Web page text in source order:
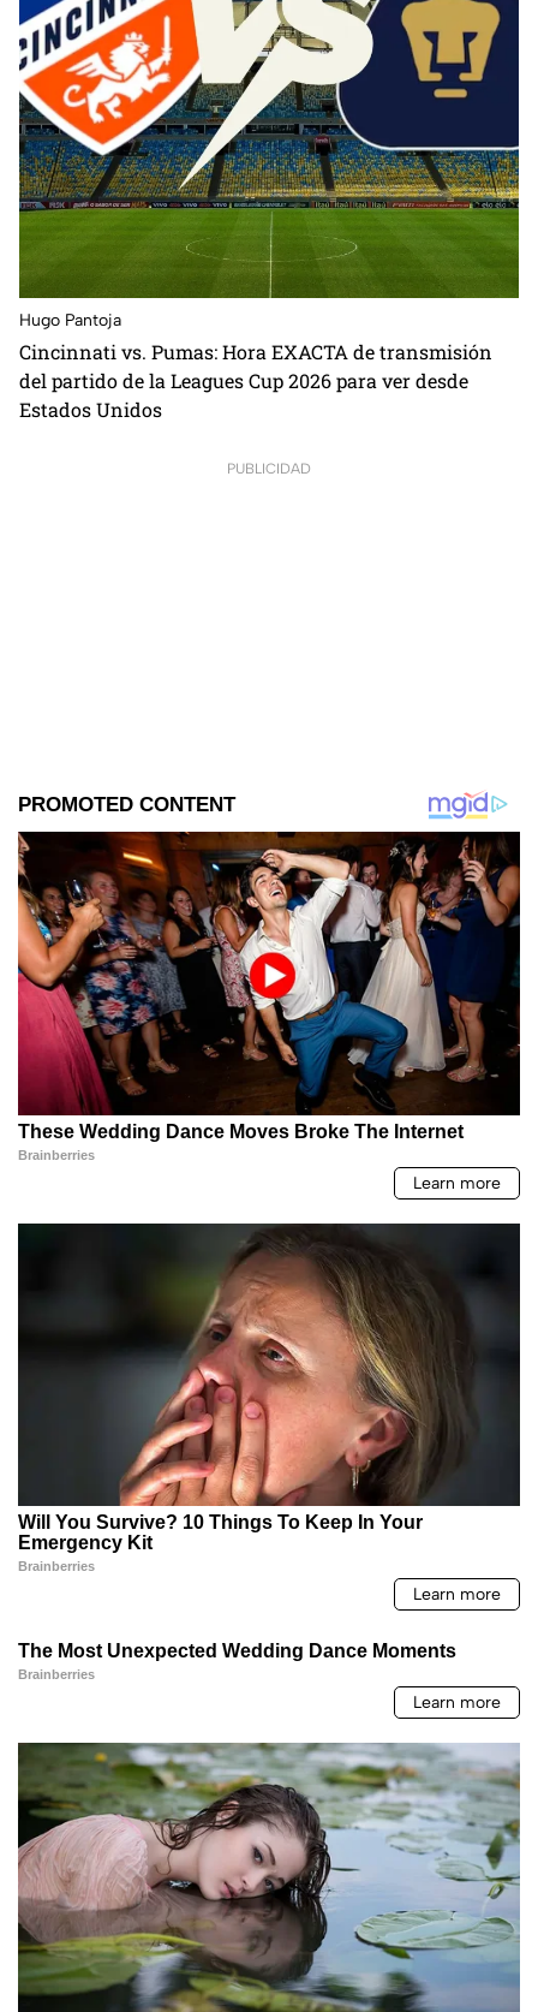
Hugo Pantoja
Cincinnati vs. Pumas: Hora EXACTA de transmisión
del partido de la Leagues Cup 2026 para ver desde
Estados Unidos
PUBLICIDAD